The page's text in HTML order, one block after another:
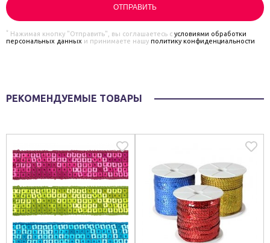
* Нажимая кнопку "Отправить", вы соглашаетесь с условиями обработки
персональных данных и принимаете нашу политику конфиденциальности
РЕКОМЕНДУЕМЫЕ ТОВАРЫ